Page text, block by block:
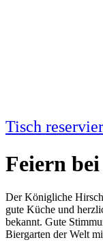
Tisch
Feiern
Der Königliche
gute Küche und
bekannt. Gute
Biergarten der Welt